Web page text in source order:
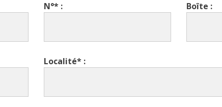
N°* : Boîte :
Localité* :